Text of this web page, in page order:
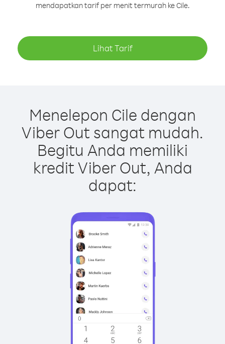
mendapatkan tarif per menit termurah ke Cile.
Lihat Tarif
Menelepon Cile dengan
Viber Out sangat mudah.
Begitu Anda memiliki
kredit Viber Out, Anda
dapat: